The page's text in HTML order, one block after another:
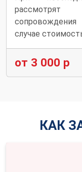
рассмотрят
случае
от 3 000 р
КАК